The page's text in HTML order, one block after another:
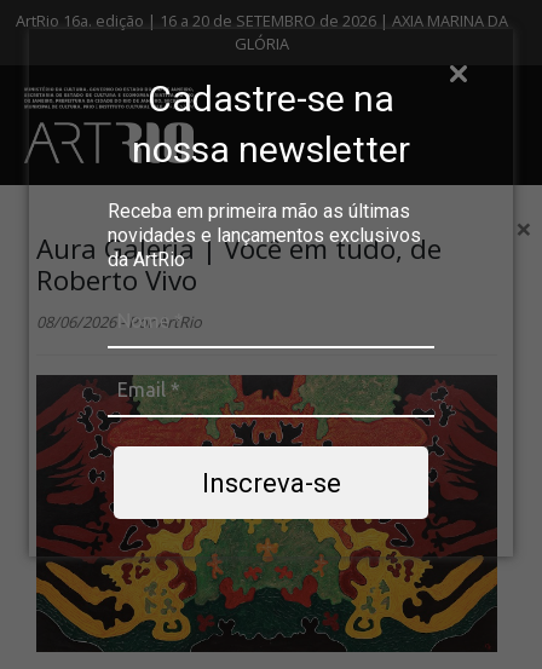
Cadastre-se na
nossa newsletter
Receba em primeira mão as últimas
novidades e lançamentos exclusivos
da ArtRio
Inscreva-se
ArtRio 16a. edição | 16 a 20 de SETEMBRO de 2026 | AXIA MARINA DA
GLÓRIA
×
Aura Galeria | Você em tudo, de
Roberto Vivo
08/06/2026 - Por ArtRio